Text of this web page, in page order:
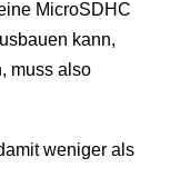
MicroSDHC
kann,
muss also
weniger als